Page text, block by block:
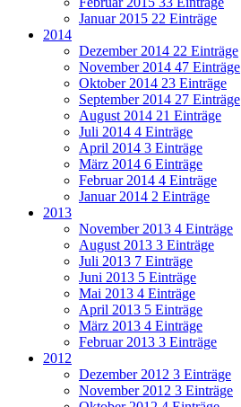
Januar 2015 22 Einträge
2014
Dezember 2014 22 Einträge
November 2014 47 Einträge
Oktober 2014 23 Einträge
September 2014 27 Einträge
August 2014 21 Einträge
Juli 2014 4 Einträge
April 2014 3 Einträge
März 2014 6 Einträge
Februar 2014 4 Einträge
Januar 2014 2 Einträge
2013
November 2013 4 Einträge
August 2013 3 Einträge
Juli 2013 7 Einträge
Juni 2013 5 Einträge
Mai 2013 4 Einträge
April 2013 5 Einträge
März 2013 4 Einträge
Februar 2013 3 Einträge
2012
Dezember 2012 3 Einträge
November 2012 3 Einträge